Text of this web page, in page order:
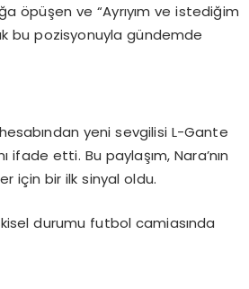
öpüşen ve “Ayrıyım ve istediğim
bu pozisyonuyla gündemde
yeni sevgilisi L-Gante
etti. Bu paylaşım, Nara’nın
için bir ilk sinyal oldu.
durumu futbol camiasında